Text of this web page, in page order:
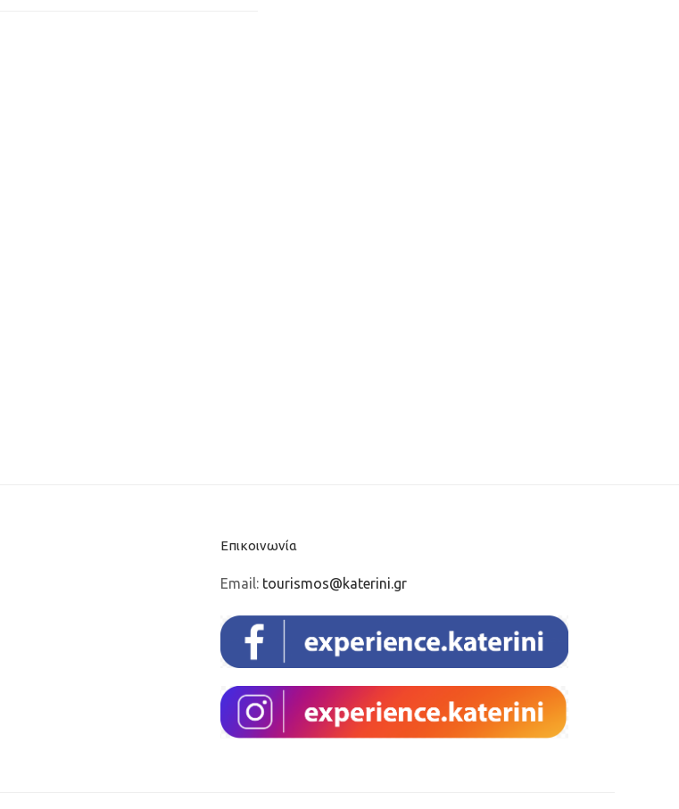
Επικοινωνία
Email: tourismos@katerini.gr